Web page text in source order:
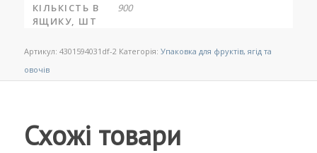
КІЛЬКІСТЬ В
ЯЩИКУ, ШТ
900
Артикул: 4301594031df-2 Категорія: Упаковка для фруктів, ягід та
овочів
Схожі товари